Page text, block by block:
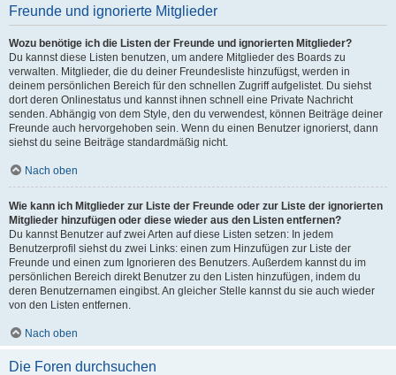
Freunde und ignorierte Mitglieder
Wozu benötige ich die Listen der Freunde und ignorierten Mitglieder?
Du kannst diese Listen benutzen, um andere Mitglieder des Boards zu
verwalten. Mitglieder, die du deiner Freundesliste hinzufügst, werden in
deinem persönlichen Bereich für den schnellen Zugriff aufgelistet. Du siehst
dort deren Onlinestatus und kannst ihnen schnell eine Private Nachricht
senden. Abhängig von dem Style, den du verwendest, können Beiträge deiner
Freunde auch hervorgehoben sein. Wenn du einen Benutzer ignorierst, dann
siehst du seine Beiträge standardmäßig nicht.
Nach oben
Wie kann ich Mitglieder zur Liste der Freunde oder zur Liste der ignorierten
Mitglieder hinzufügen oder diese wieder aus den Listen entfernen?
Du kannst Benutzer auf zwei Arten auf diese Listen setzen: In jedem
Benutzerprofil siehst du zwei Links: einen zum Hinzufügen zur Liste der
Freunde und einen zum Ignorieren des Benutzers. Außerdem kannst du im
persönlichen Bereich direkt Benutzer zu den Listen hinzufügen, indem du
deren Benutzernamen eingibst. An gleicher Stelle kannst du sie auch wieder
von den Listen entfernen.
Nach oben
Die Foren durchsuchen